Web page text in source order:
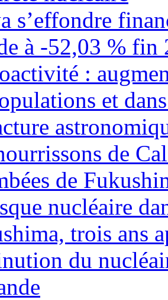
s’effondre
à -52,03 % fin
:
et
de
de
nucléaire
trois ans
du